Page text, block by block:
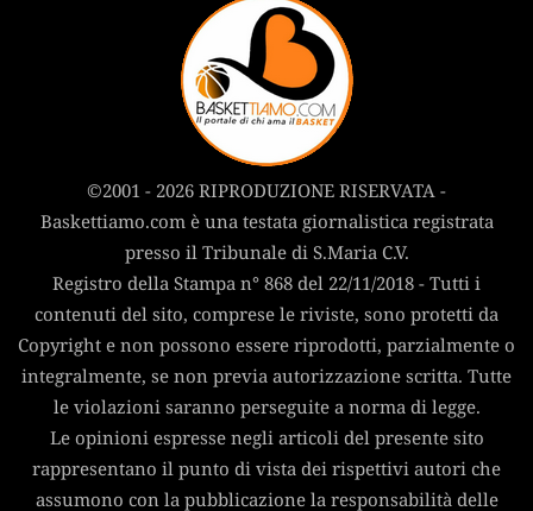
©2001 - 2026 RIPRODUZIONE RISERVATA -
Baskettiamo.com è una testata giornalistica registrata
presso il Tribunale di S.Maria C.V.
Registro della Stampa n° 868 del 22/11/2018 - Tutti i
contenuti del sito, comprese le riviste, sono protetti da
Copyright e non possono essere riprodotti, parzialmente o
integralmente, se non previa autorizzazione scritta. Tutte
le violazioni saranno perseguite a norma di legge.
Le opinioni espresse negli articoli del presente sito
rappresentano il punto di vista dei rispettivi autori che
assumono con la pubblicazione la responsabilità delle